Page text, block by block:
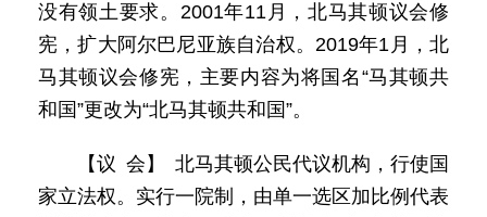
没有领土要求。2001年11月，北马其顿议会修
宪，扩大阿尔巴尼亚族自治权。2019年1月，北
马其顿议会修宪，主要内容为将国名“马其顿共
和国”更改为“北马其顿共和国”。
【议 会】 北马其顿公民代议机构，行使国
家立法权。实行一院制，由单一选区加比例代表